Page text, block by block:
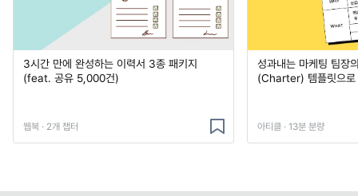
3시간 만에 완성하는 이력서 3종 패키지
(feat. 공유 5,000건)
웹북 · 2개 챕터
성과내는 마케팅 팀장
(Charter) 템플릿으로
아티클 · 13분 분량